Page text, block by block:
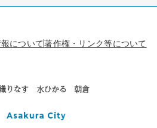
について著作権・リンク等について